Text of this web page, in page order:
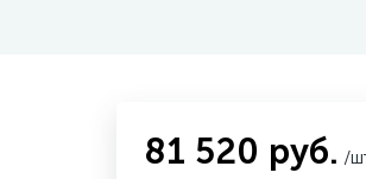
81 520 руб. /